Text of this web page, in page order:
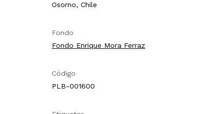
Osorno, Chile
Fondo
Fondo Enrique Mora Ferraz
Código
PLB-001600